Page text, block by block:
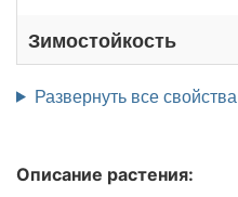
Зимостойкость
Развернуть все свойства
Описание растения: